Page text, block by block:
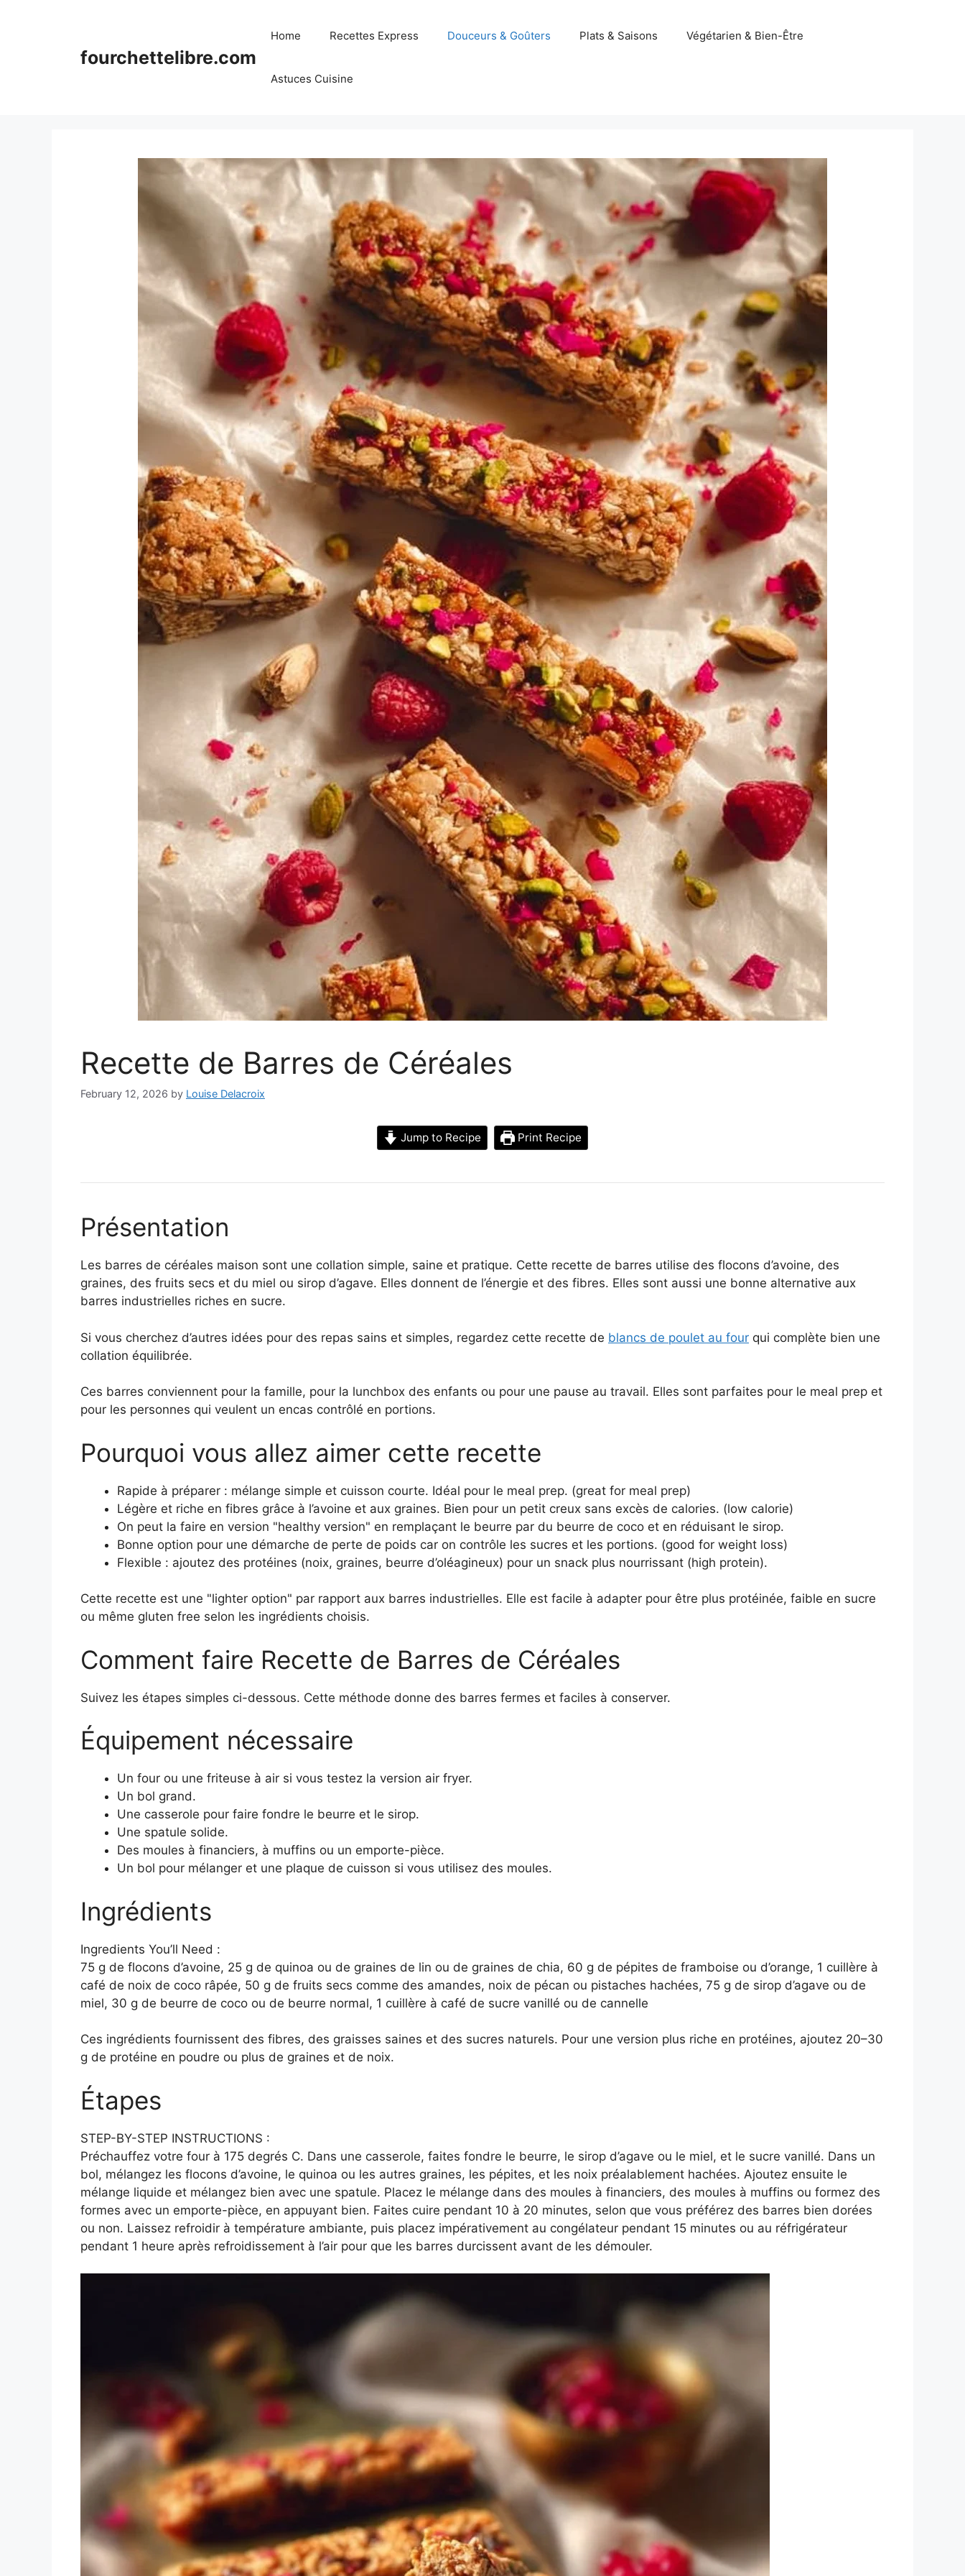
fourchettelibre.com
Home Recettes Express Douceurs & Goûters Plats & Saisons Végétarien & Bien-Être
Astuces Cuisine
Recette de Barres de Céréales
February 12, 2026 by Louise Delacroix
Jump to Recipe Print Recipe
Présentation
Les barres de céréales maison sont une collation simple, saine et pratique. Cette recette de barres utilise des flocons d’avoine, des
graines, des fruits secs et du miel ou sirop d’agave. Elles donnent de l’énergie et des fibres. Elles sont aussi une bonne alternative aux
barres industrielles riches en sucre.
Si vous cherchez d’autres idées pour des repas sains et simples, regardez cette recette de blancs de poulet au four qui complète bien une
collation équilibrée.
Ces barres conviennent pour la famille, pour la lunchbox des enfants ou pour une pause au travail. Elles sont parfaites pour le meal prep et
pour les personnes qui veulent un encas contrôlé en portions.
Pourquoi vous allez aimer cette recette
Rapide à préparer : mélange simple et cuisson courte. Idéal pour le meal prep. (great for meal prep)
Légère et riche en fibres grâce à l’avoine et aux graines. Bien pour un petit creux sans excès de calories. (low calorie)
On peut la faire en version "healthy version" en remplaçant le beurre par du beurre de coco et en réduisant le sirop.
Bonne option pour une démarche de perte de poids car on contrôle les sucres et les portions. (good for weight loss)
Flexible : ajoutez des protéines (noix, graines, beurre d’oléagineux) pour un snack plus nourrissant (high protein).
Cette recette est une "lighter option" par rapport aux barres industrielles. Elle est facile à adapter pour être plus protéinée, faible en sucre
ou même gluten free selon les ingrédients choisis.
Comment faire Recette de Barres de Céréales
Suivez les étapes simples ci-dessous. Cette méthode donne des barres fermes et faciles à conserver.
Équipement nécessaire
Un four ou une friteuse à air si vous testez la version air fryer.
Un bol grand.
Une casserole pour faire fondre le beurre et le sirop.
Une spatule solide.
Des moules à financiers, à muffins ou un emporte-pièce.
Un bol pour mélanger et une plaque de cuisson si vous utilisez des moules.
Ingrédients
Ingredients You’ll Need :
75 g de flocons d’avoine, 25 g de quinoa ou de graines de lin ou de graines de chia, 60 g de pépites de framboise ou d’orange, 1 cuillère à
café de noix de coco râpée, 50 g de fruits secs comme des amandes, noix de pécan ou pistaches hachées, 75 g de sirop d’agave ou de
miel, 30 g de beurre de coco ou de beurre normal, 1 cuillère à café de sucre vanillé ou de cannelle
Ces ingrédients fournissent des fibres, des graisses saines et des sucres naturels. Pour une version plus riche en protéines, ajoutez 20–30
g de protéine en poudre ou plus de graines et de noix.
Étapes
STEP-BY-STEP INSTRUCTIONS :
Préchauffez votre four à 175 degrés C. Dans une casserole, faites fondre le beurre, le sirop d’agave ou le miel, et le sucre vanillé. Dans un
bol, mélangez les flocons d’avoine, le quinoa ou les autres graines, les pépites, et les noix préalablement hachées. Ajoutez ensuite le
mélange liquide et mélangez bien avec une spatule. Placez le mélange dans des moules à financiers, des moules à muffins ou formez des
formes avec un emporte-pièce, en appuyant bien. Faites cuire pendant 10 à 20 minutes, selon que vous préférez des barres bien dorées
ou non. Laissez refroidir à température ambiante, puis placez impérativement au congélateur pendant 15 minutes ou au réfrigérateur
pendant 1 heure après refroidissement à l’air pour que les barres durcissent avant de les démouler.